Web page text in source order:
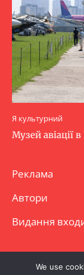
Я культурний
Музей авіації
Реклама
Автори
Видання
Copyright ©
We use